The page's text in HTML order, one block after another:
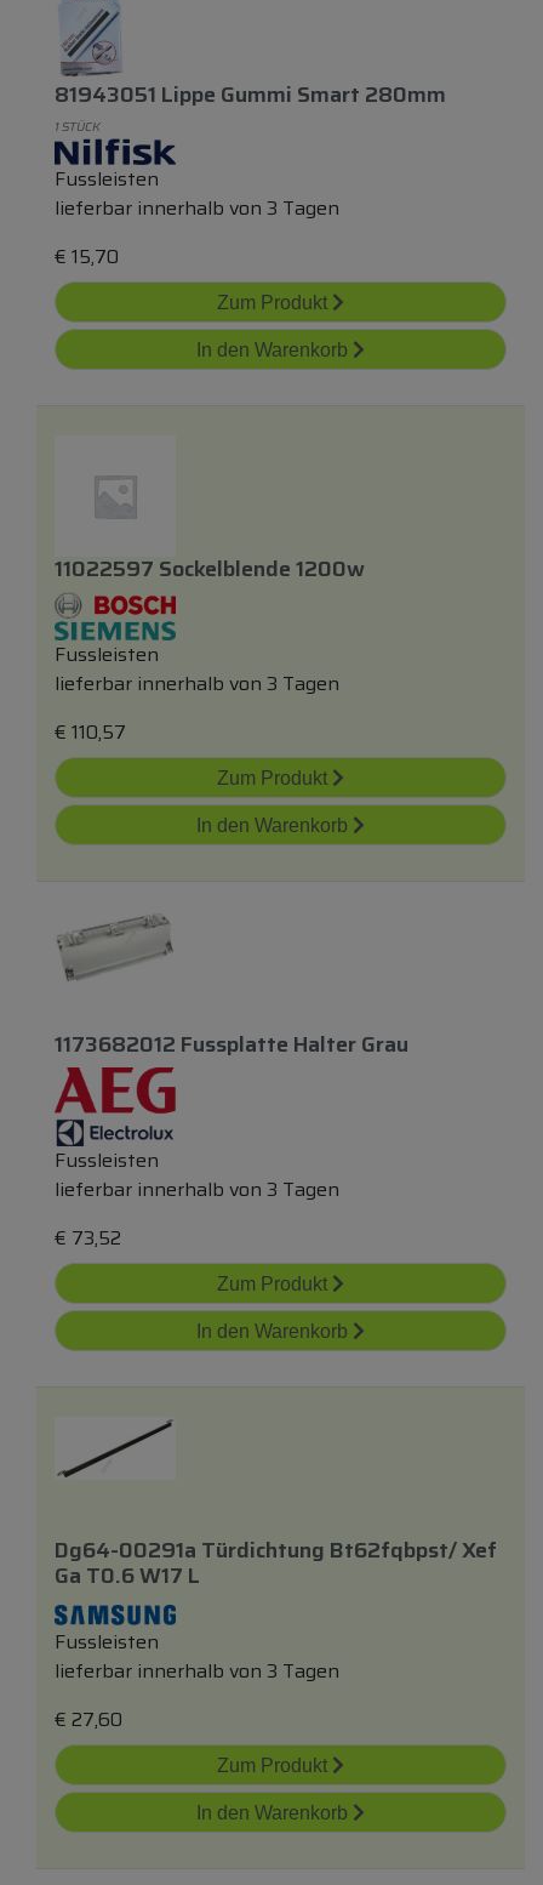
81943051 Lippe Gummi Smart 280mm
1 STÜCK
Fussleisten
lieferbar innerhalb von 3 Tagen
€ 15,70
Zum Produkt
In den Warenkorb
11022597 Sockelblende 1200w
Fussleisten
lieferbar innerhalb von 3 Tagen
€ 110,57
Zum Produkt
In den Warenkorb
1173682012 Fussplatte Halter Grau
Fussleisten
lieferbar innerhalb von 3 Tagen
€ 73,52
Zum Produkt
In den Warenkorb
Dg64-00291a Türdichtung Bt62fqbpst/ Xef
Ga T0.6 W17 L
Fussleisten
lieferbar innerhalb von 3 Tagen
€ 27,60
Zum Produkt
In den Warenkorb